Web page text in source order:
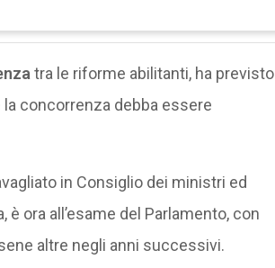
tra le riforme abilitanti, ha previsto
concorrenza debba essere
in Consiglio dei ministri ed
ora all’esame del Parlamento, con
altre negli anni successivi.